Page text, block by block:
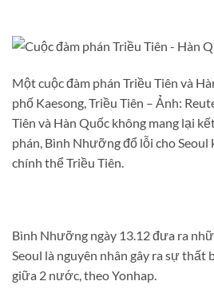
Một cuộc đàm phán Triều Tiên và
phố Kaesong, Triều Tiên – Ảnh:
Tiên và Hàn Quốc không mang lại
phán, Bình Nhưỡng đổ lỗi cho Seoul
chính thể Triều Tiên.
Bình Nhưỡng ngày 13.12 đưa ra
Seoul là nguyên nhân gây ra sự thất
giữa 2 nước, theo Yonhap.